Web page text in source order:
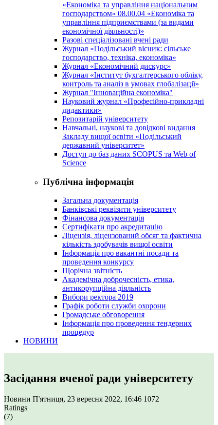
«Економіка та управління національним
господарством» 08.00.04 «Економіка та
управління підприємствами (за видами
економічної діяльності)»
Разові спеціалізовані вчені ради
Журнал «Подільський вісник: сільське
господарство, техніка, економіка»
Журнал «Економічний дискурс»
Журнал «Інститут бухгалтерського обліку,
контроль та аналіз в умовах глобалізації»
Журнал "Інноваційна економіка"
Науковий журнал «Професійно-прикладні
дидактики»
Репозитарій університету
Навчальні, наукові та довідкові видання
Закладу вищої освіти «Подільський
державний університет»
Доступ до баз даних SCOPUS та Web of
Science
Публічна інформація
Загальна документація
Банківські реквізити університету
Фінансова документація
Сертифікати про акредитацію
Ліцензія, ліцензований обсяг та фактична
кількість здобувачів вищої освіти
Інформація про вакантні посади та
проведення конкурсу
Щорічна звітність
Академічна доброчесність, етика,
антикорупційна діяльність
Вибори ректора 2019
Графік роботи служби охорони
Громадське обговорення
Інформація про проведення тендерних
процедур
НОВИНИ
Засідання вченої ради університету
Новини П'ятниця, 23 вересня 2022, 16:46 1072
Ratings
(7)